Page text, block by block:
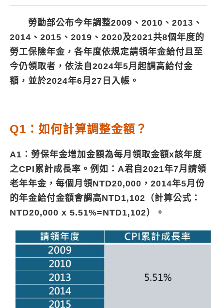
勞動部公布今年調整2009、2010、2013、
2014、2015、2019、2020及2021共8個年度的
勞工保險年金，各年度依規定請領年金給付且至
今仍領取者，依法自2024年5月起調高給付金
額，並於2024年6月27日入帳。
Q1：如何計算調整金額？
A1：勞保年金增加金額為每月領取金額x該年度
之CPI累計成長率。例如：A君自2021年7月請領
老年年金，每個月領NTD20,000，2014年5月份
的年金給付金額會調高NTD1,102（計算公式：
NTD20,000 x 5.51%=NTD1,102）。